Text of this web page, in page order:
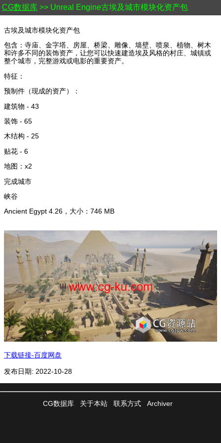
CG数据库 >> Unreal Engine古埃及城市模块化资产包
古埃及城市模块化资产包
包含：寺庙、金字塔、房屋、桥梁、雕像、墙壁、喷泉、植物、树木
和许多不同的装饰资产，让您可以快速建造埃及风格的村庄、城镇或
整个城市，完整游戏或电影的重要资产。
特征：
预制件（现成的资产）：
建筑物 - 43
装饰 - 65
木结构 - 25
贴花 - 6
地图：x2
完成城市
峡谷
Ancient Egypt 4.26，大小：746 MB
下载链接-百度网盘
发布日期: 2022-10-28
CG数据库 关于本站 联系方式 Archiver